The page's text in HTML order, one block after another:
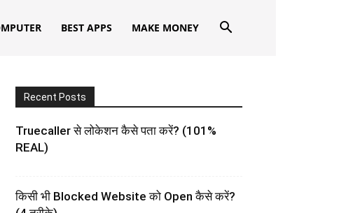
BEST APPS MAKE MONEY
Recent Posts
Truecaller से लोकेशन कैसे पता करें? (101%
REAL)
किसी भी Blocked Website को Open कैसे करें?